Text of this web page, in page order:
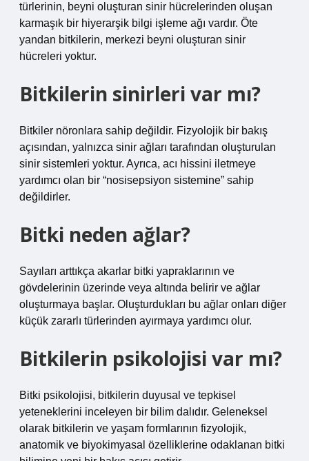
türlerinin, beyni oluşturan sinir hücrelerinden oluşan
karmaşık bir hiyerarşik bilgi işleme ağı vardır. Öte
yandan bitkilerin, merkezi beyni oluşturan sinir
hücreleri yoktur.
Bitkilerin sinirleri var mı?
Bitkiler nöronlara sahip değildir. Fizyolojik bir bakış
açısından, yalnızca sinir ağları tarafından oluşturulan
sinir sistemleri yoktur. Ayrıca, acı hissini iletmeye
yardımcı olan bir “nosisepsiyon sistemine” sahip
değildirler.
Bitki neden ağlar?
Sayıları arttıkça akarlar bitki yapraklarının ve
gövdelerinin üzerinde veya altında belirir ve ağlar
oluşturmaya başlar. Oluşturdukları bu ağlar onları diğer
küçük zararlı türlerinden ayırmaya yardımcı olur.
Bitkilerin psikolojisi var mı?
Bitki psikolojisi, bitkilerin duyusal ve tepkisel
yeteneklerini inceleyen bir bilim dalıdır. Geleneksel
olarak bitkilerin ve yaşam formlarının fizyolojik,
anatomik ve biyokimyasal özelliklerine odaklanan bitki